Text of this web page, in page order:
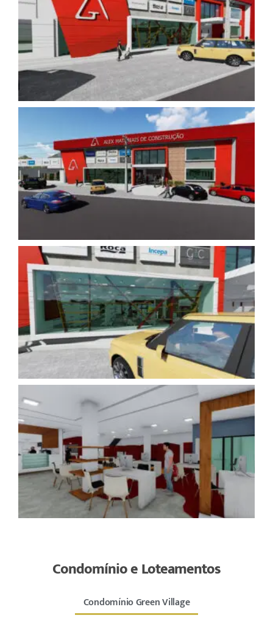
Condomínio e Loteamentos
Condomínio Green Village